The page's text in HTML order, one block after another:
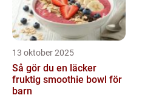
13 oktober 2025
Så gör du en läcker
fruktig smoothie bowl för
barn